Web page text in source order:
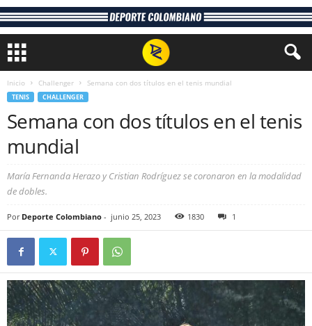
Inicio Challenger Semana con dos títulos en el tenis mundial
TENIS CHALLENGER
Semana con dos títulos en el tenis
mundial
María Fernanda Herazo y Cristian Rodríguez se coronaron en la modalidad
de dobles.
Por Deporte Colombiano - junio 25, 2023 1830 1